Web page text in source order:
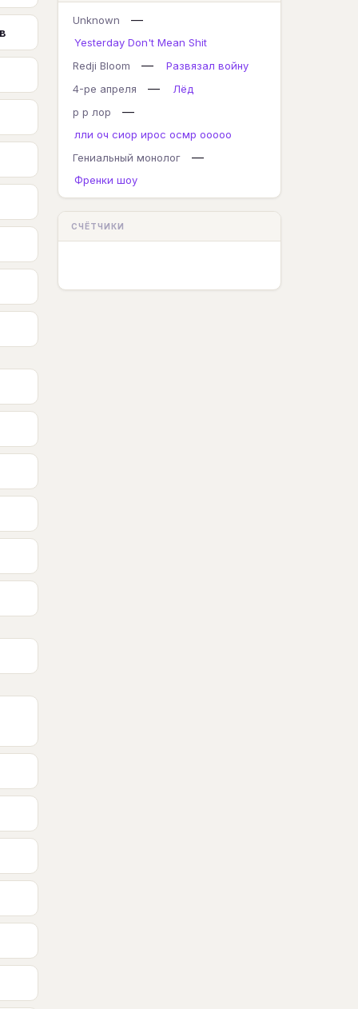
Unknown —
Yesterday Don't Mean Shit
Redji Bloom
—
Развязал войну
4-ре апреля
—
Лёд
р р лор
—
лли оч сиор ирос осмр ооооо
Гениальный монолог
—
Френки шоу
СЧЁТЧИКИ